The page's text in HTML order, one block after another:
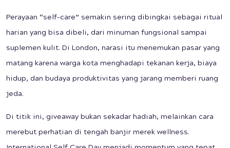
Perayaan “self-care” semakin sering dibingkai sebagai ritual
harian yang bisa dibeli, dari minuman fungsional sampai
suplemen kulit. Di London, narasi itu menemukan pasar yang
matang karena warga kota menghadapi tekanan kerja, biaya
hidup, dan budaya produktivitas yang jarang memberi ruang
jeda.
Di titik ini, giveaway bukan sekadar hadiah, melainkan cara
merebut perhatian di tengah banjir merek wellness.